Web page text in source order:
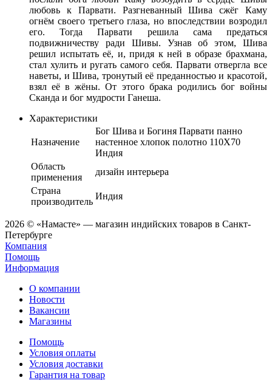
любовь к Парвати. Разгневанный Шива сжёг Каму
огнём своего третьего глаза, но впоследствии возродил
его. Тогда Парвати решила сама предаться
подвижничеству ради Шивы. Узнав об этом, Шива
решил испытать её, и, придя к ней в образе брахмана,
стал хулить и ругать самого себя. Парвати отвергла все
наветы, и Шива, тронутый её преданностью и красотой,
взял её в жёны. От этого брака родились бог войны
Сканда и бог мудрости Ганеша.
Характеристики
Назначение
Бог Шива и Богиня Парвати панно
настенное хлопок полотно 110Х70
Индия
Область
применения
дизайн интерьера
Страна
производитель
Индия
2026 © «Намасте» — магазин индийских товаров в Санкт-
Петербурге
Компания
Помощь
Информация
О компании
Новости
Вакансии
Магазины
Помощь
Условия оплаты
Условия доставки
Гарантия на товар